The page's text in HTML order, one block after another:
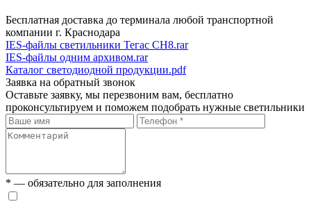
Бесплатная доставка до терминала любой транспортной
компании г. Краснодара
IES-файлы светильники Тегас СН8.rar
IES-файлы одним архивом.rar
Каталог светодиодной продукции.pdf
Заявка на обратный звонок
Оставьте заявку, мы перезвоним вам, бесплатно
проконсультируем и поможем подобрать нужные светильники
* — обязательно для заполнения